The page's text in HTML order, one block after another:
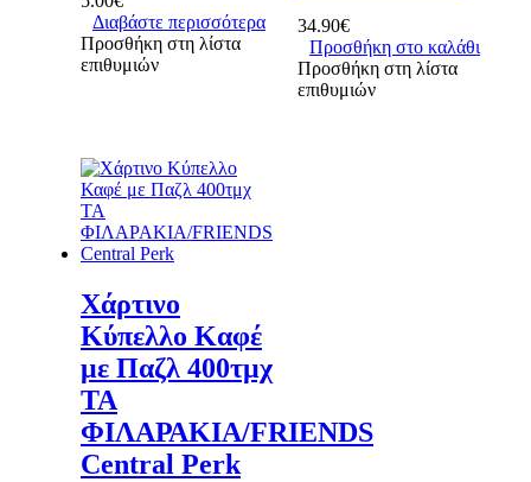
Διαβάστε περισσότερα
Προσθήκη στη λίστα
επιθυμιών
34.90€
Προσθήκη στο καλάθι
Προσθήκη στη λίστα
επιθυμιών
Χάρτινο
Κύπελλο Καφέ
με Παζλ 400τμχ
ΤΑ
ΦΙΛΑΡΑΚΙΑ/FRIENDS
Central Perk